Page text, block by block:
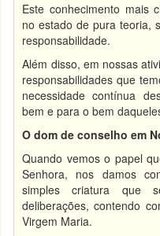
Este conhecimento mais
no estado de pura teoria,
responsabilidade.
Além disso, em nossas
responsabilidades que
necessidade contínua
bem e para o bem
O dom de conselho em
Quando vemos o papel
Senhora, nos damos
simples criatura que
deliberações, contendo
Virgem Maria.